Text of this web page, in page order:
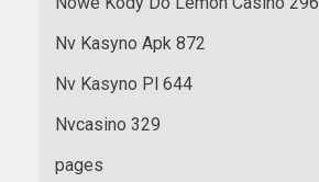
Nv Kasyno Apk 872
Nv Kasyno Pl 644
Nvcasino 329
pages